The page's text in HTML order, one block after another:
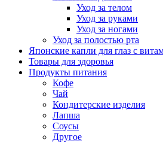
Уход за телом
Уход за руками
Уход за ногами
Уход за полостью рта
Японские капли для глаз с
Товары для здоровья
Продукты питания
Кофе
Чай
Кондитерские изделия
Лапша
Соусы
Другое